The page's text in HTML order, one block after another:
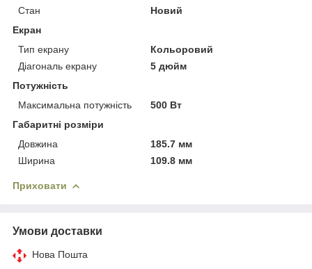
Стан
Новий
Екран
Тип екрану
Кольоровий
Діагональ екрану
5 дюйм
Потужність
Максимальна потужність
500 Вт
Габаритні розміри
Довжина
185.7 мм
Ширина
109.8 мм
Приховати
Умови доставки
Нова Пошта